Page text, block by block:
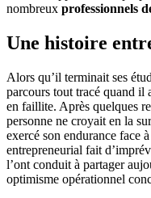
nombreux professionnels
Une histoire
Alors qu’il terminait ses
parcours tout tracé quand il
en faillite. Après quelques
personne ne croyait en la
exercé son endurance face
entrepreneurial fait
l’ont conduit à partager
optimisme opérationnel